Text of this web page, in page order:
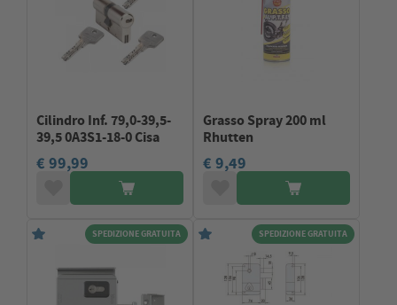
Cilindro Inf. 79,0-39,5-
39,5 0A3S1-18-0 Cisa
€ 99,99
Grasso Spray 200 ml
Rhutten
€ 9,49
SPEDIZIONE GRATUITA SPEDIZIONE GRATUITA